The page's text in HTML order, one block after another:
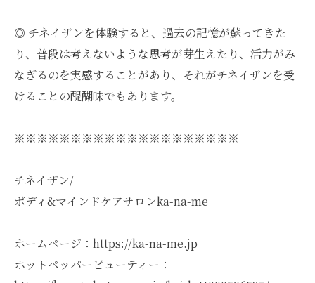
◎ チネイザンを体験すると、過去の記憶が蘇ってきた
り、普段は考えないような思考が芽生えたり、活力がみ
なぎるのを実感することがあり、それがチネイザンを受
けることの醍醐味でもあります。
※※※※※※※※※※※※※※※※※※※※
チネイザン/
ボディ&マインドケアサロンka-na-me
ホームページ：https://ka-na-me.jp
ホットペッパービューティー：